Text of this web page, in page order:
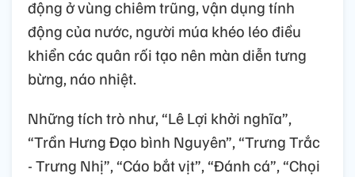
động ở vùng chiêm trũng, vận dụng tính
động của nước, người múa khéo léo điều
khiển các quân rối tạo nên màn diễn tưng
bừng, náo nhiệt.
Những tích trò như, “Lê Lợi khởi nghĩa”,
“Trần Hưng Đạo bình Nguyên”, “Trưng Trắc
- Trưng Nhị”, “Cáo bắt vịt”, “Đánh cá”, “Chọi